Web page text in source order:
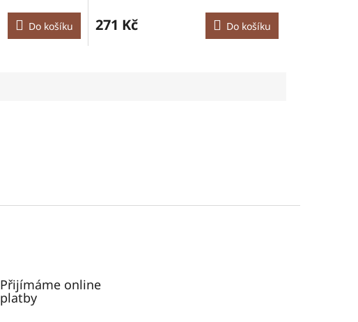
Do košíku 271 Kč Do košíku
Přijímáme online
platby